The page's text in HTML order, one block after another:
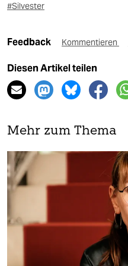
#Silvester
Feedback Kommentieren
Diesen Artikel teilen
Mehr zum Thema